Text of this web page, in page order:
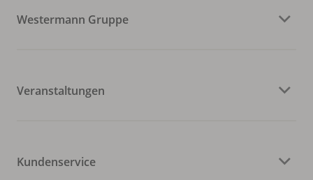
Westermann Gruppe
Veranstaltungen
Kundenservice